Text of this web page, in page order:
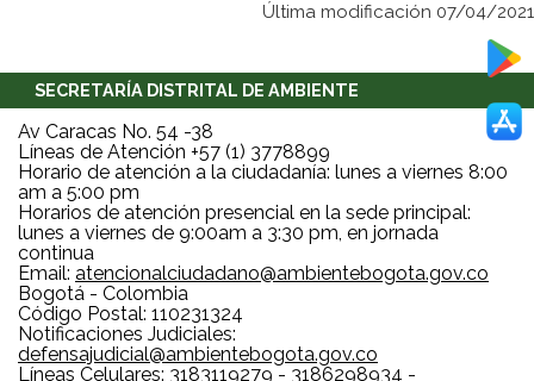
Última modificación 07/04/2021
SECRETARÍA DISTRITAL DE AMBIENTE
Av Caracas No. 54 -38
Líneas de Atención +57 (1) 3778899
Horario de atención a la ciudadanía: lunes a viernes 8:00
am a 5:00 pm
Horarios de atención presencial en la sede principal:
lunes a viernes de 9:00am a 3:30 pm, en jornada
continua
Email: atencionalciudadano@ambientebogota.gov.co
Bogotá - Colombia
Código Postal: 110231324
Notificaciones Judiciales:
defensajudicial@ambientebogota.gov.co
Líneas Celulares: 3183119279 - 3186298934 -